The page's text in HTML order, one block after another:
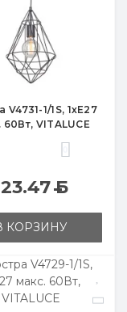
V4731-1/1S, 1хЕ27
60Вт, VITALUCE
Б
КОРЗИНУ